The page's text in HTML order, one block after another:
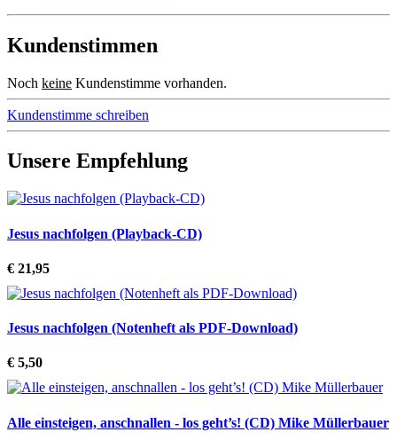
Kundenstimmen
Noch keine Kundenstimme vorhanden.
Kundenstimme schreiben
Unsere Empfehlung
Jesus nachfolgen (Playback-CD)
€ 21,95
Jesus nachfolgen (Notenheft als PDF-Download)
€ 5,50
Alle einsteigen, anschnallen - los geht’s! (CD) Mike Müllerbauer